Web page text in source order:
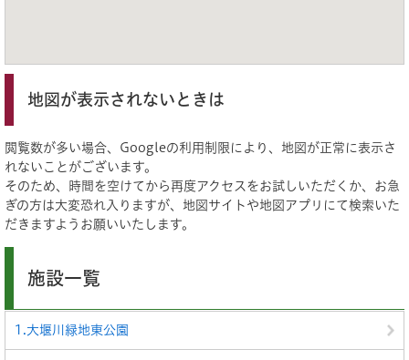
地図が表示されないときは
閲覧数が多い場合、Googleの利用制限により、地図が正常に表示さ
れないことがございます。
そのため、時間を空けてから再度アクセスをお試しいただくか、お急
ぎの方は大変恐れ入りますが、地図サイトや地図アプリにて検索いた
だきますようお願いいたします。
施設一覧
1.大堰川緑地東公園